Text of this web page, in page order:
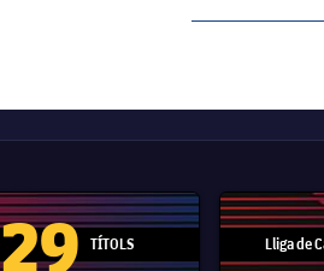
Trofeu de la Liga
29 TÍTOLS Lliga de